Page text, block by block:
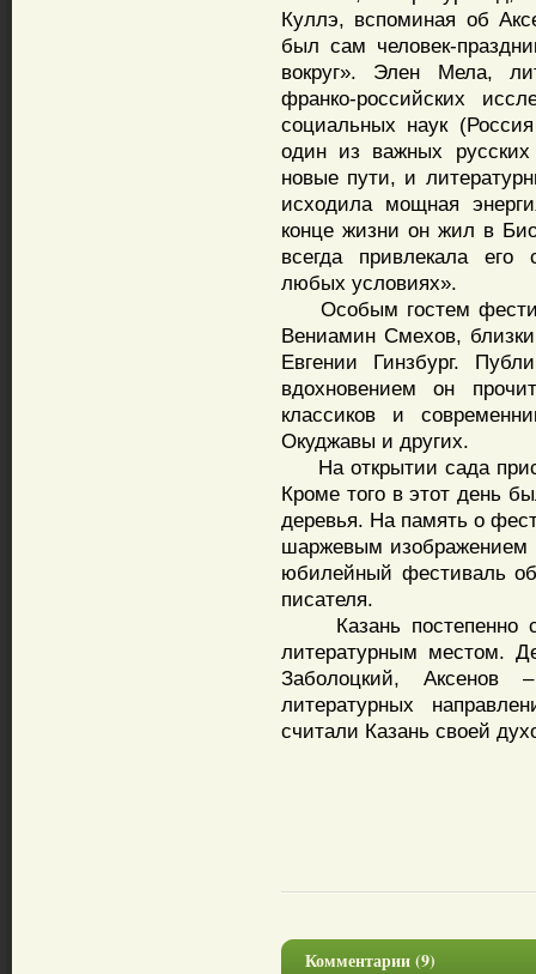
Куллэ, вспоминая об
был сам человек-
вокруг». Элен Мела,
франко-российских
социальных наук
один из важных
новые пути, и
исходила мощная
конце жизни он жил в
всегда привлекала его
любых условиях».
Особым гостем
Вениамин Смехов,
Евгении Гинзбург.
вдохновением он
классиков и
Окуджавы и других.
На открытии сада
Кроме того в этот день
деревья. На память о
шаржевым
юбилейный фестиваль
писателя.
Казань постепенно
литературным местом.
Заболоцкий, Аксенов
литературных
считали Казань своей
Комментарии (9)